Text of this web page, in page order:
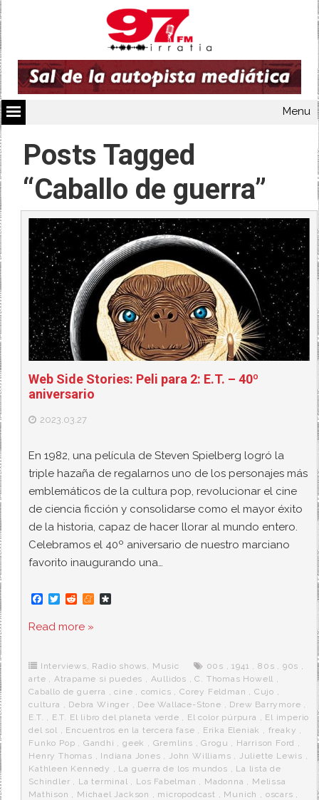
Menu
Posts Tagged
“Caballo de guerra”
Web Side Stories: Peli para 2: E.T. – 40º
aniversario
2023.03.27
En 1982, una película de Steven Spielberg logró la
triple hazaña de regalarnos uno de los personajes más
emblemáticos de la cultura pop, revolucionar el cine
de ciencia ficción y consolidarse como el mayor éxito
de la historia, capaz de hacer llorar al mundo entero.
Celebramos el 40º aniversario de nuestro marciano
favorito inaugurando una…
F
c
e
o
k
T
i
t
r
R
d
d
M
e
r
a
Read more »
Interviews, Radio shows, Music 00s ,1941 , 80s , 90s ,
arte , Atrapame si puedes , Aullidos ,C. Thomas Howell ,
Caballo de guerra ,cine , comics ,Corey Feldman , Cujo ,
cultura , Debra Winger , Dee Wallace-Stone , Drew Barrymore ,
E.T. , E.T. El libro del planeta verde , El color púrpura , El imperio
del sol , Encuentros en la tercera fase , Erika Eleniak , freaky ,
Funko Pop , Gandhi ,geek , Gremlins ,Grogu , Harrison Ford ,
Henry Thomas , Indiana Jones ,John Williams , Juliette Lewis ,
Kathleen Kennedy , La guerra de los mundos , La lista de
Schindler , La terminal , Los Fabelman , Madonna , Melissa
Mathison , Michael Jackson , micropodcast , Munich , oscars ,